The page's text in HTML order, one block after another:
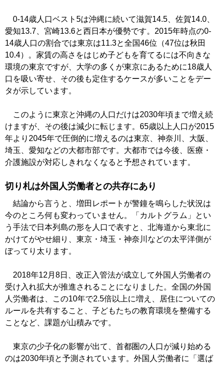
0-14歳人口ベスト5は沖縄に続いて滋賀14.5、佐賀14.0、
愛知13.7、宮崎13.6と西日本が優勢です。2015年時点の0-
14歳人口の割合では東京は11.3と全国46位（47位は秋田
10.4）。家賃の高さをはじめ子どもを育てるには不向きな
環境の東京ですが、大学の多くが東京にあるために18歳人
口を吸い寄せ、その後も定住するケースが多いことをデー
タが示しています。
このように東京と沖縄の人口だけは2030年頃まで増え続
けますが、その後は減少に転じます。65歳以上人口が2015
年より2045年で圧倒的に増えるのは東京、神奈川、大阪、
埼玉、愛知などの大都市部です。大都市では今後、医療・
介護施設が対応しきれなくなると予想されています。
切り札は外国人労働者との共存にあり
結論から言うと、増田レポートが警鐘を鳴らした状況は
今のところ何も変わっていません。「カルトグラム」とい
う手法で日本列島の形を人口で表すと、北海道から東北に
かけてがやせ細り、東京・埼玉・神奈川などの太平洋側が
ぼってり太ります。
2018年12月8日、改正入管法が成立して外国人労働者の
受け入れ拡大が推進されることになりました。全国の外国
人労働者は、この10年で2.5倍以上に増え、居住についての
ルールを共有すること、子どもたちの教育環境を整備する
ことなど、課題が山積みです。
東京の少子化の影響が出て、首都圏の人口が減り始める
のは2030年頃と予測されています。外国人労働者に「選ば